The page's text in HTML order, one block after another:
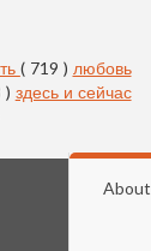
( 719 ) любовь
) здесь и сейчас
About